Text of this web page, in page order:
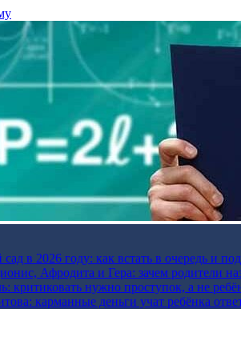
в 2026 году: как встать в очередь и
Афродита и Гера: зачем родители
критиковать нужно проступок, а не
карманные деньги учат ребёнка